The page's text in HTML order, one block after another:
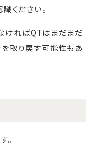
ください。
ければQTはまだまだ
を取り戻す可能性もあ
。